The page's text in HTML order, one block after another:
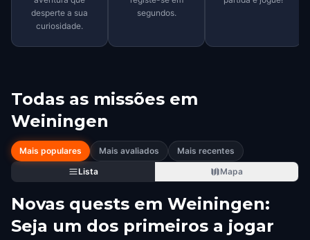
desperte a sua
curiosidade.
segundos.
Todas as missões em
Weiningen
Mais populares Mais avaliados
Mais recentes
Lista
Mapa
Novas quests em Weiningen:
Seja um dos primeiros a jogar